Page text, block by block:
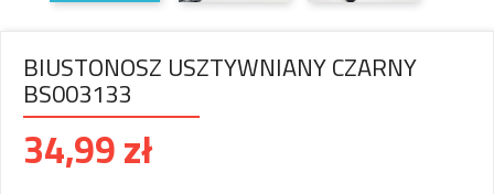
BIUSTONOSZ USZTYWNIANY CZARNY
BS003133
34,99 zł